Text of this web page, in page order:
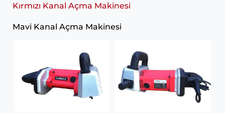
Kırmızı Kanal Açma Makinesi
Mavi Kanal Açma Makinesi